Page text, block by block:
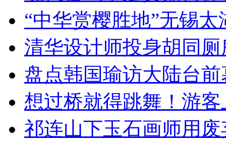
“中华赏樱胜地”无锡
清华设计师投身胡同
盘点韩国瑜访大陆台
想过桥就得跳舞！游客
祁连山下玉石画师用